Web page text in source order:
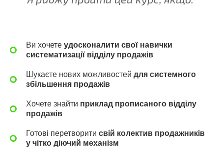
Ви хочете удосконалити свої навички
систематизації відділу продажів
Шукаєте нових можливостей для системного
збільшення продажів
Хочете знайти приклад прописаного відділу
продажів
Готові перетворити свій колектив продажників
у чітко діючий механізм